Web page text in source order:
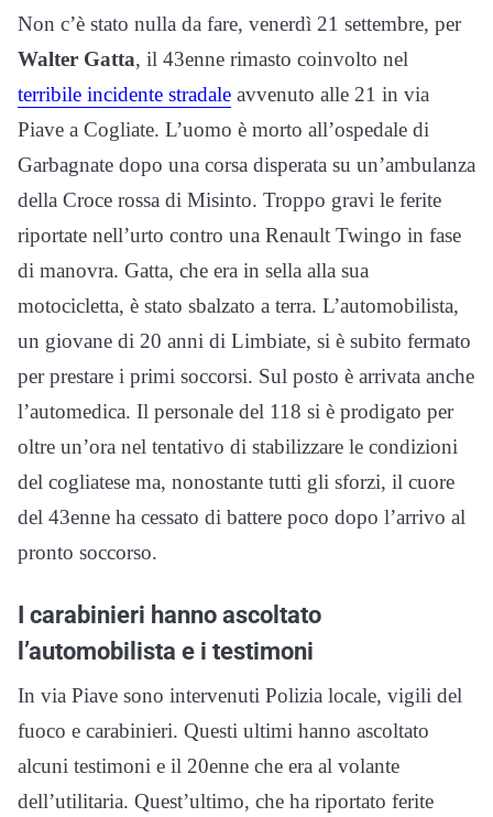
Non c’è stato nulla da fare, venerdì 21 settembre, per
Walter Gatta, il 43enne rimasto coinvolto nel
terribile incidente stradale avvenuto alle 21 in via
Piave a Cogliate. L’uomo è morto all’ospedale di
Garbagnate dopo una corsa disperata su un’ambulanza
della Croce rossa di Misinto. Troppo gravi le ferite
riportate nell’urto contro una Renault Twingo in fase
di manovra. Gatta, che era in sella alla sua
motocicletta, è stato sbalzato a terra. L’automobilista,
un giovane di 20 anni di Limbiate, si è subito fermato
per prestare i primi soccorsi. Sul posto è arrivata anche
l’automedica. Il personale del 118 si è prodigato per
oltre un’ora nel tentativo di stabilizzare le condizioni
del cogliatese ma, nonostante tutti gli sforzi, il cuore
del 43enne ha cessato di battere poco dopo l’arrivo al
pronto soccorso.
I carabinieri hanno ascoltato
l’automobilista e i testimoni
In via Piave sono intervenuti Polizia locale, vigili del
fuoco e carabinieri. Questi ultimi hanno ascoltato
alcuni testimoni e il 20enne che era al volante
dell’utilitaria. Quest’ultimo, che ha riportato ferite